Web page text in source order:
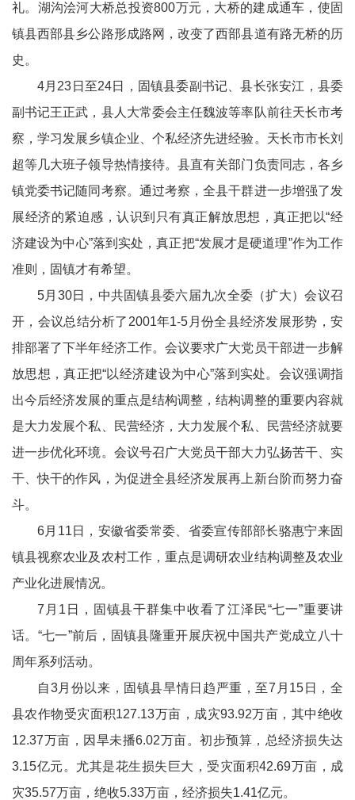
礼。湖沟浍河大桥总投资800万元，大桥的建成通车，使固
镇县西部县乡公路形成路网，改变了西部县道有路无桥的历
史。
4月23日至24日，固镇县委副书记、县长张安江，县委
副书记王正武，县人大常委会主任魏波等率队前往天长市考
察，学习发展乡镇企业、个私经济先进经验。天长市市长刘
超等几大班子领导热情接待。县直有关部门负责同志，各乡
镇党委书记随同考察。通过考察，全县干群进一步增强了发
展经济的紧迫感，认识到只有真正解放思想，真正把以“经
济建设为中心”落到实处，真正把“发展才是硬道理”作为工作
准则，固镇才有希望。
5月30日，中共固镇县委六届九次全委（扩大）会议召
开，会议总结分析了2001年1-5月份全县经济发展形势，安
排部署了下半年经济工作。会议要求广大党员干部进一步解
放思想，真正把“以经济建设为中心”落到实处。会议强调指
出今后经济发展的重点是结构调整，结构调整的重要内容就
是大力发展个私、民营经济，大力发展个私、民营经济就要
进一步优化环境。会议号召广大党员干部大力弘扬苦干、实
干、快干的作风，为促进全县经济发展再上新台阶而努力奋
斗。
6月11日，安徽省委常委、省委宣传部部长骆惠宁来固
镇县视察农业及农村工作，重点是调研农业结构调整及农业
产业化进展情况。
7月1日，固镇县干群集中收看了江泽民“七一”重要讲
话。“七一”前后，固镇县隆重开展庆祝中国共产党成立八十
周年系列活动。
自3月份以来，固镇县旱情日趋严重，至7月15日，全
县农作物受灾面积127.13万亩，成灾93.92万亩，其中绝收
12.37万亩，因旱未播6.02万亩。初步预算，总经济损失达
3.15亿元。尤其是花生损失巨大，受灾面积42.69万亩，成
灾35.57万亩，绝收5.33万亩，经济损失1.41亿元。